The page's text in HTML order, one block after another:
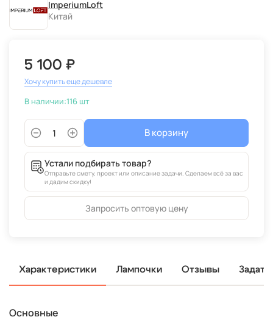
ImperiumLoft
Китай
5 100 ₽
Хочу купить еще дешевле
В наличии:116 шт
В корзину
Устали подбирать товар?
Отправьте смету, проект или описание задачи. Сделаем всё за вас
и дадим скидку!
Запросить оптовую цену
Характеристики Лампочки Отзывы
Основные